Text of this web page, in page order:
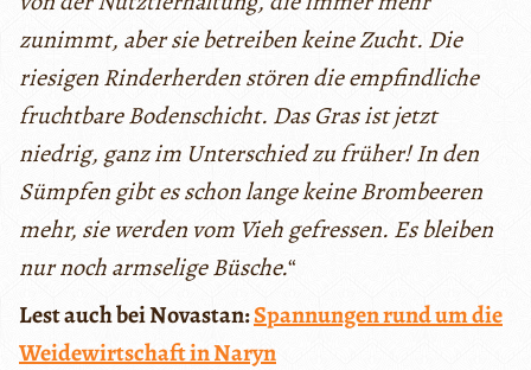
zunimmt, aber sie betreiben keine Zucht. Die
riesigen Rinderherden stören die empfindliche
fruchtbare Bodenschicht. Das Gras ist jetzt
niedrig, ganz im Unterschied zu früher! In den
Sümpfen gibt es schon lange keine Brombeeren
mehr, sie werden vom Vieh gefressen. Es bleiben
nur noch armselige Büsche.“
Lest auch bei Novastan:Spannungen rund um die
Weidewirtschaft in Naryn